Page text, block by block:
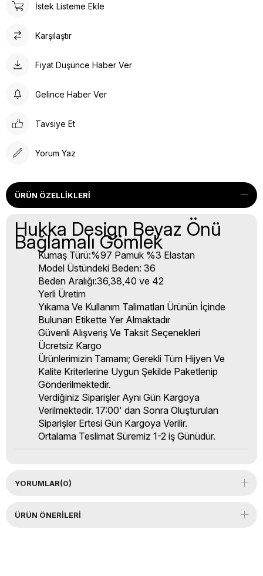
İstek Listeme Ekle
Karşılaştır
Fiyat Düşünce Haber Ver
Gelince Haber Ver
Tavsiye Et
Yorum Yaz
ÜRÜN ÖZELLIKLERI
Hukka Design Beyaz Önü
Bağlamalı Gömlek
Kumaş Türü:%97 Pamuk %3 Elastan
Model Üstündeki Beden: 36
Beden Aralığı:36,38,40 ve 42
Yerli Üretim
Yıkama Ve Kullanım Talimatları Ürünün İçinde
Bulunan Etikette Yer Almaktadır
Güvenli Alışveriş Ve Taksit Seçenekleri
Ücretsiz Kargo
Ürünlerimizin Tamamı; Gerekli Tüm Hijyen Ve
Kalite Kriterlerine Uygun Şekilde Paketlenip
Gönderilmektedir.
Verdiğiniz Siparişler Aynı Gün Kargoya
Verilmektedir. 17:00' dan Sonra Oluşturulan
Siparişler Ertesi Gün Kargoya Verilir.
Ortalama Teslimat Süremiz 1-2 iş Günüdür.
YORUMLAR(0)
ÜRÜN ÖNERILERI